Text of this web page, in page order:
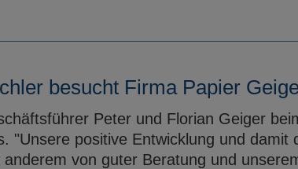
besucht Firma Papier
Peter und Florian Geiger
"Unsere positive Entwicklung und damit
von guter Beratung und